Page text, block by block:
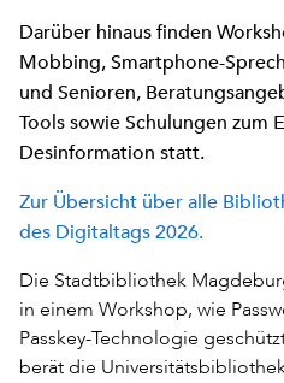
Darüber hinaus finden
Mobbing, Smartphone-
und Senioren,
Tools sowie Schulungen zum
Desinformation statt.
Zur Übersicht über alle
des Digitaltags 2026.
Die Stadtbibliothek
in einem Workshop, wie
Passkey-Technologie
berät die